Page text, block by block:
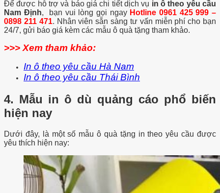
Để được hỗ trợ và báo giá chi tiết dịch vụ in ô theo yêu cầu
Nam Định, bạn vui lòng gọi ngay Hotline0961 425 999 –
0898 211 471. Nhân viên sẵn sàng tư vấn miễn phí cho bạn
24/7, gửi báo giá kèm các mẫu ô quà tặng tham khảo.
>>> Xem tham khảo:
In ô theo yêu cầu Hà Nam
In ô theo yêu cầu Thái Bình
4. Mẫu in ô dù quảng cáo phổ biến
hiện nay
Dưới đây, là một số mẫu ô quà tặng in theo yêu cầu được
yêu thích hiện nay: